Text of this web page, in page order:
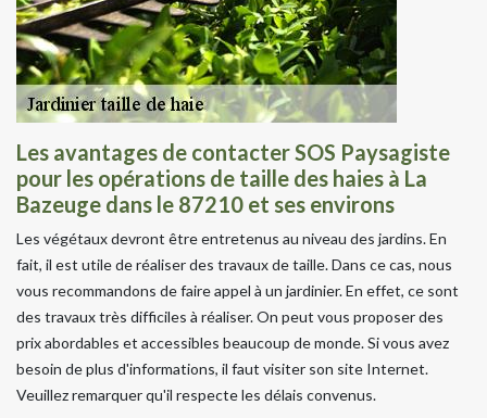
Les avantages de contacter SOS Paysagiste
pour les opérations de taille des haies à La
Bazeuge dans le 87210 et ses environs
Les végétaux devront être entretenus au niveau des jardins. En
fait, il est utile de réaliser des travaux de taille. Dans ce cas, nous
vous recommandons de faire appel à un jardinier. En effet, ce sont
des travaux très difficiles à réaliser. On peut vous proposer des
prix abordables et accessibles beaucoup de monde. Si vous avez
besoin de plus d'informations, il faut visiter son site Internet.
Veuillez remarquer qu'il respecte les délais convenus.